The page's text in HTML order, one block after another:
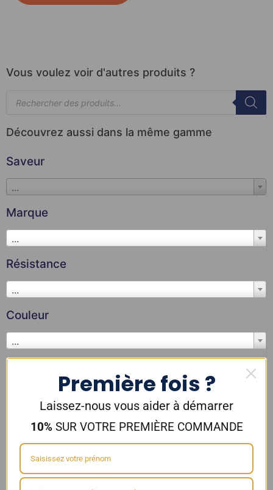
Vous voulez voir d'autres produits ?
Découvrez aussi dans la même gamme
Saveur
...
Marque
...
Résistance
...
Couleur
...
DICTATOR,SAVOUREA
Première fois ?
Laissez-nous vous aider à démarrer
10%SUR VOTRE PREMIÈRE COMMANDE